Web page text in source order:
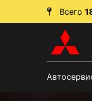
Всего